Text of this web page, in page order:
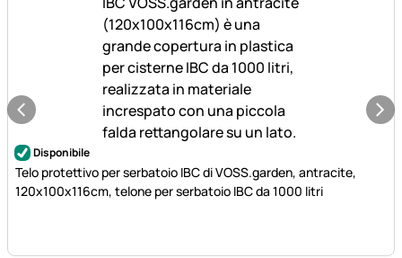
Disponibile
Telo protettivo per serbatoio IBC di VOSS.garden, antracite,
120x100x116cm, telone per serbatoio IBC da 1000 litri